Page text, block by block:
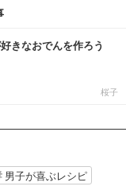
きなおでんを作ろう
桜子
男子が喜ぶレシピ